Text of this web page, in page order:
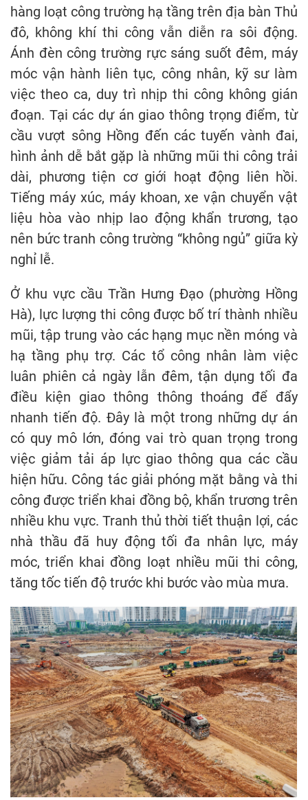
hàng loạt công trường hạ tầng trên địa bàn Thủ
đô, không khí thi công vẫn diễn ra sôi động.
Ánh đèn công trường rực sáng suốt đêm, máy
móc vận hành liên tục, công nhân, kỹ sư làm
việc theo ca, duy trì nhịp thi công không gián
đoạn. Tại các dự án giao thông trọng điểm, từ
cầu vượt sông Hồng đến các tuyến vành đai,
hình ảnh dễ bắt gặp là những mũi thi công trải
dài, phương tiện cơ giới hoạt động liên hồi.
Tiếng máy xúc, máy khoan, xe vận chuyển vật
liệu hòa vào nhịp lao động khẩn trương, tạo
nên bức tranh công trường “không ngủ” giữa kỳ
nghỉ lễ.
Ở khu vực cầu Trần Hưng Đạo (phường Hồng
Hà), lực lượng thi công được bố trí thành nhiều
mũi, tập trung vào các hạng mục nền móng và
hạ tầng phụ trợ. Các tổ công nhân làm việc
luân phiên cả ngày lẫn đêm, tận dụng tối đa
điều kiện giao thông thông thoáng để đẩy
nhanh tiến độ. Đây là một trong những dự án
có quy mô lớn, đóng vai trò quan trọng trong
việc giảm tải áp lực giao thông qua các cầu
hiện hữu. Công tác giải phóng mặt bằng và thi
công được triển khai đồng bộ, khẩn trương trên
nhiều khu vực. Tranh thủ thời tiết thuận lợi, các
nhà thầu đã huy động tối đa nhân lực, máy
móc, triển khai đồng loạt nhiều mũi thi công,
tăng tốc tiến độ trước khi bước vào mùa mưa.